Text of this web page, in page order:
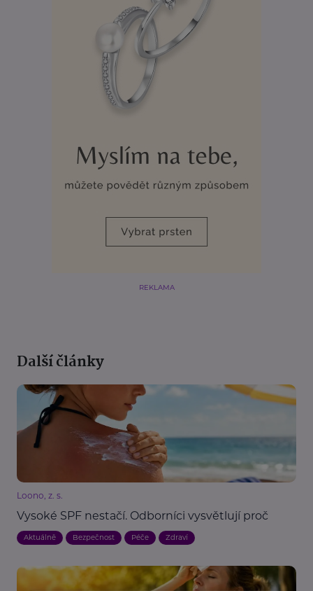
REKLAMA
Další články
Loono, z. s.
Vysoké SPF nestačí. Odborníci vysvětlují proč
Aktuálně Bezpečnost Péče Zdraví